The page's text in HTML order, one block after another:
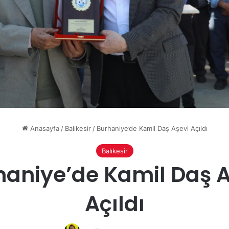
Anasayfa / Balıkesir / Burhaniye’de Kamil Daş Aşevi Açıldı
Balıkesir
Kamil Daş
Açıldı